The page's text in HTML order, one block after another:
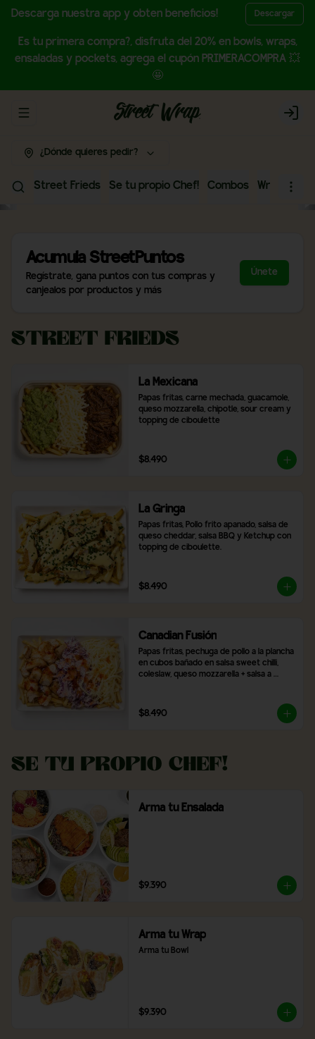
Descarga nuestra app y obten beneficios! Descargar
Es tu primera compra?, disfruta del 20% en bowls, wraps,
ensaladas y pockets, agrega el cupón PRIMERACOMPRA 💥
🤩
Abrir menu de navegación Login
¿Dónde quieres pedir?
Street Frieds Se tu propio Chef! Combos Wraps
Acumula StreetPuntos
Regístrate, gana puntos con tus compras y
canjealos por productos y más
Únete
Street Frieds
La Mexicana
Papas fritas, carne mechada, guacamole,
queso mozzarella, chipotle, sour cream y
topping de ciboulette
$8.490
La Gringa
Papas fritas, Pollo frito apanado, salsa de
queso cheddar, salsa BBQ y Ketchup con
topping de ciboulette.
$8.490
Canadian Fusión
Papas fritas, pechuga de pollo a la plancha
en cubos bañado en salsa sweet chilli,
coleslaw, queso mozzarella + salsa a
$8.490
Se tu propio Chef!
Arma tu Ensalada
$9.390
Arma tu Wrap
Arma tu Bowl
$9.390